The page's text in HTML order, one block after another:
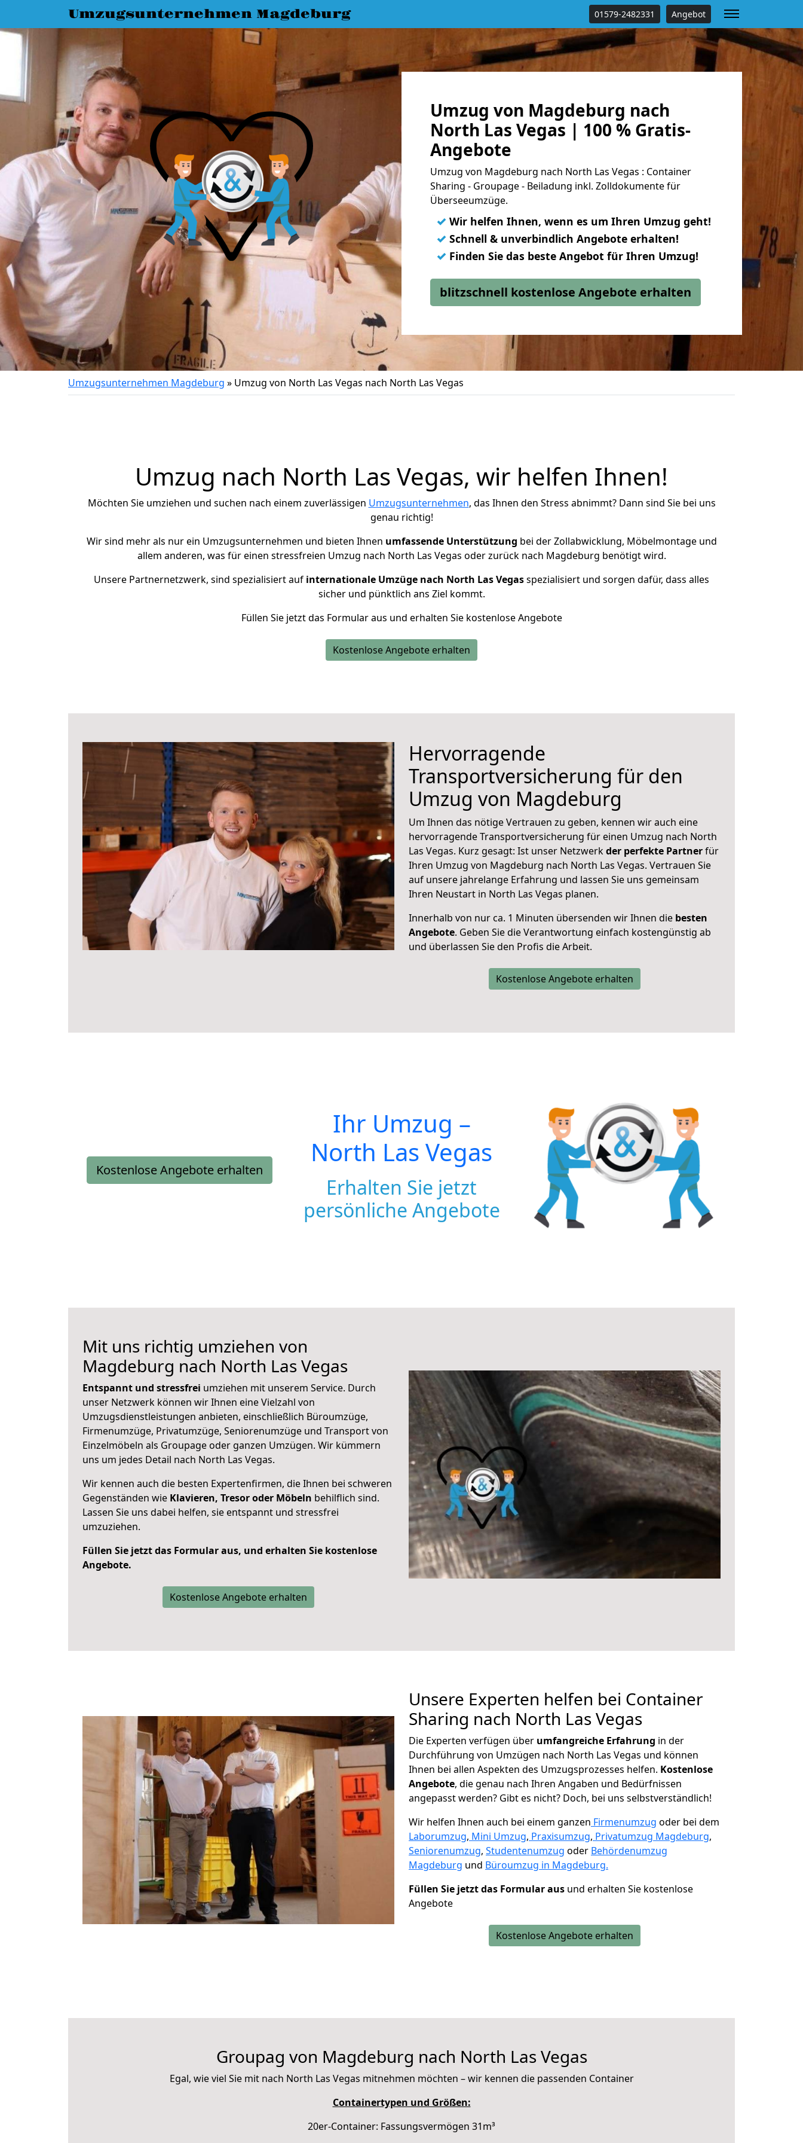
Umzugsunternehmen Magdeburg 01579-2482331 Angebot
Umzug von Magdeburg nach
North Las Vegas | 100 % Gratis-
Angebote
Umzug von Magdeburg nach North Las Vegas : Container
Sharing - Groupage - Beiladung inkl. Zolldokumente für
Überseeumzüge.
✓ Wir helfen Ihnen, wenn es um Ihren Umzug geht!
✓ Schnell & unverbindlich Angebote erhalten!
✓ Finden Sie das beste Angebot für Ihren Umzug!
blitzschnell kostenlose Angebote erhalten
Umzugsunternehmen Magdeburg » Umzug von North Las Vegas nach North Las Vegas
Umzug nach North Las Vegas, wir helfen Ihnen!
Möchten Sie umziehen und suchen nach einem zuverlässigen Umzugsunternehmen, das Ihnen den Stress abnimmt? Dann sind Sie bei uns
genau richtig!
Wir sind mehr als nur ein Umzugsunternehmen und bieten Ihnen umfassende Unterstützung bei der Zollabwicklung, Möbelmontage und
allem anderen, was für einen stressfreien Umzug nach North Las Vegas oder zurück nach Magdeburg benötigt wird.
Unsere Partnernetzwerk, sind spezialisiert auf internationale Umzüge nach North Las Vegasspezialisiert und sorgen dafür, dass alles
sicher und pünktlich ans Ziel kommt.
Füllen Sie jetzt das Formular aus und erhalten Sie kostenlose Angebote
Kostenlose Angebote erhalten
Hervorragende
Transportversicherung für den
Umzug von Magdeburg
Um Ihnen das nötige Vertrauen zu geben, kennen wir auch eine
hervorragende Transportversicherung für einen Umzug nach North
Las Vegas. Kurz gesagt: Ist unser Netzwerkder perfekte Partnerfür
Ihren Umzug von Magdeburg nach North Las Vegas. Vertrauen Sie
auf unsere jahrelange Erfahrung und lassen Sie uns gemeinsam
Ihren Neustart in North Las Vegas planen.
Innerhalb von nur ca. 1 Minuten übersenden wir Ihnen die besten
Angebote. Geben Sie die Verantwortung einfach kostengünstig ab
und überlassen Sie den Profis die Arbeit.
Kostenlose Angebote erhalten
Kostenlose Angebote erhalten
Ihr Umzug –
North Las Vegas
Erhalten Sie jetzt
persönliche Angebote
Mit uns richtig umziehen von
Magdeburg nach North Las Vegas
Entspannt und stressfrei umziehen mit unserem Service. Durch
unser Netzwerk können wir Ihnen eine Vielzahl von
Umzugsdienstleistungen anbieten, einschließlich Büroumzüge,
Firmenumzüge, Privatumzüge, Seniorenumzüge und Transport von
Einzelmöbeln als Groupage oder ganzen Umzügen. Wir kümmern
uns um jedes Detail nach North Las Vegas.
Wir kennen auch die besten Expertenfirmen, die Ihnen bei schweren
Gegenständen wie Klavieren, Tresor oder Möbeln behilflich sind.
Lassen Sie uns dabei helfen, sie entspannt und stressfrei
umzuziehen.
Füllen Sie jetzt das Formular aus, und erhalten Sie kostenlose
Angebote.
Kostenlose Angebote erhalten
Unsere Experten helfen bei Container
Sharing nach North Las Vegas
Die Experten verfügen über umfangreiche Erfahrung in der
Durchführung von Umzügen nach North Las Vegas und können
Ihnen bei allen Aspekten des Umzugsprozesses helfen. Kostenlose
Angebote, die genau nach Ihren Angaben und Bedürfnissen
angepasst werden? Gibt es nicht? Doch, bei uns selbstverständlich!
Wir helfen Ihnen auch bei einem ganzen Firmenumzug oder bei dem
Laborumzug, Mini Umzug, Praxisumzug, Privatumzug Magdeburg,
Seniorenumzug, Studentenumzug oder Behördenumzug
Magdeburg und Büroumzug in Magdeburg.
Füllen Sie jetzt das Formular aus und erhalten Sie kostenlose
Angebote
Kostenlose Angebote erhalten
Groupag von Magdeburg nach North Las Vegas
Egal, wie viel Sie mit nach North Las Vegas mitnehmen möchten – wir kennen die passenden Container
Containertypen und Größen:
20er-Container: Fassungsvermögen 31m³